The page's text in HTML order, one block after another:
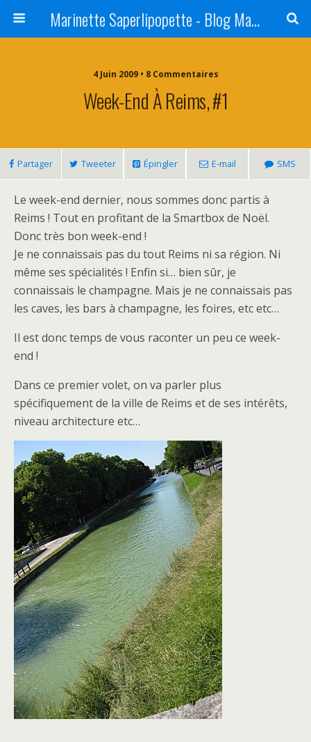
Marinette Saperlipopette - Blog Maman Angers Lifestyle - Ex Expat Montréal
4 Juin 2009 • 8 Commentaires
Week-End À Reims, #1
Partager Tweeter Épingler E-mail SMS
Le week-end dernier, nous sommes donc partis à
Reims ! Tout en profitant de la Smartbox de Noël.
Donc très bon week-end !
Je ne connaissais pas du tout Reims ni sa région. Ni
même ses spécialités ! Enfin si… bien sûr, je
connaissais le champagne. Mais je ne connaissais pas
les caves, les bars à champagne, les foires, etc etc…
Il est donc temps de vous raconter un peu ce week-
end !
Dans ce premier volet, on va parler plus
spécifiquement de la ville de Reims et de ses intérêts,
niveau architecture etc…